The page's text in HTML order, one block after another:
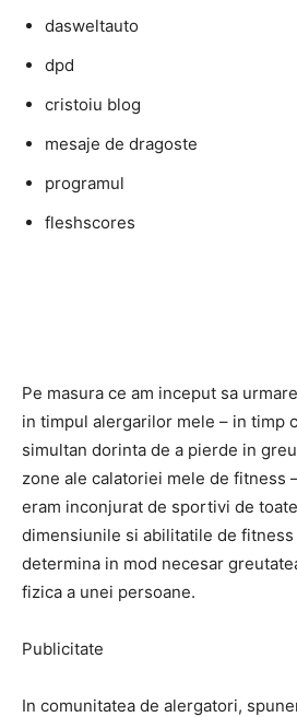
dasweltauto
dpd
cristoiu blog
mesaje de dragoste
programul
fleshscores
Pe masura ce am inceput sa
in timpul alergarilor mele – in timp
simultan dorinta de a pierde in
zone ale calatoriei mele de fitness
eram inconjurat de sportivi de
dimensiunile si abilitatile de
determina in mod necesar
fizica a unei persoane.
Publicitate
In comunitatea de alergatori,